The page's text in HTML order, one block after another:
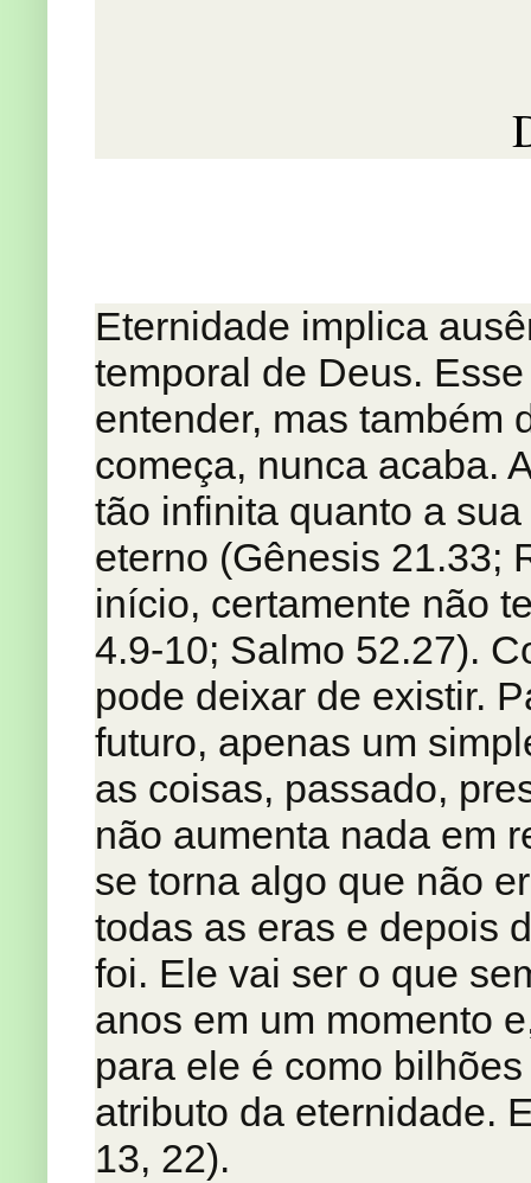
Eternidade implica
temporal de Deus.
entender, mas também
começa, nunca acaba.
tão infinita quanto a
eterno (Gênesis 21.33;
início, certamente não
4.9-10; Salmo 52.27).
pode deixar de existir.
futuro, apenas um
as coisas, passado,
não aumenta nada em
se torna algo que não
todas as eras e depois
foi. Ele vai ser o que
anos em um momento
para ele é como
atributo da eternidade.
13, 22).